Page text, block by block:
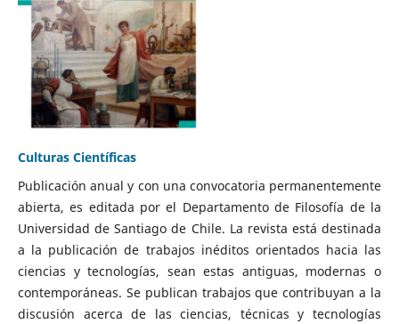
Culturas Científicas
Publicación anual y con una convocatoria permanentemente
abierta, es editada por el Departamento de Filosofía de la
Universidad de Santiago de Chile. La revista está destinada
a la publicación de trabajos inéditos orientados hacia las
ciencias y tecnologías, sean estas antiguas, modernas o
contemporáneas. Se publican trabajos que contribuyan a la
discusión acerca de las ciencias, técnicas y tecnologías